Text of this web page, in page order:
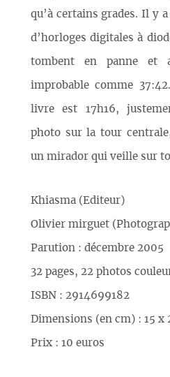
qu’à certains grades. Il y
d’horloges digitales à
tombent en panne et
improbable comme
livre est 17h16,
photo sur la tour
un mirador qui veille sur
Khiasma (Editeur)
Olivier mirguet
Parution : décembre 2005
32 pages, 22 photos
ISBN : 2914699182
Dimensions (en cm) : 15 x
Prix : 10 euros